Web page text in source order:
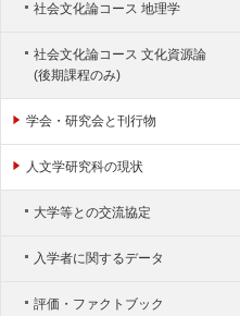
社会文化論コース 地理学
社会文化論コース 文化資源論
(後期課程のみ)
学会・研究会と刊行物
人文学研究科の現状
大学等との交流協定
入学者に関するデータ
評価・ファクトブック